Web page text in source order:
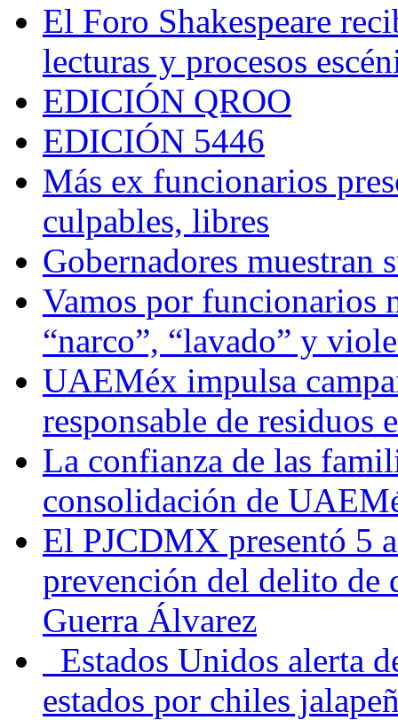
El Foro Shakespeare
lecturas y procesos
EDICIÓN QROO
EDICIÓN 5446
Más ex funcionarios
culpables, libres
Gobernadores muestran
Vamos por funcionarios
“narco”, “lavado” y
UAEMéx impulsa
responsable de residuos
La confianza de las
consolidación de
El PJCDMX presentó 5
prevención del delito de
Guerra Álvarez
Estados Unidos alerta
estados por chiles